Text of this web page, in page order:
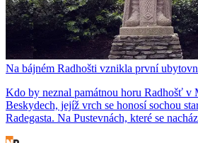
Na bájném Radhošti vznikla první
Kdo by neznal památnou horu Radhošť v
Beskydech, jejíž vrch se honosí sochou
Radegasta. Na Pustevnách, které se